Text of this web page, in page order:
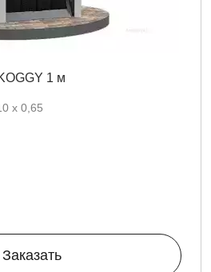
1 м
х 0,65
Заказать